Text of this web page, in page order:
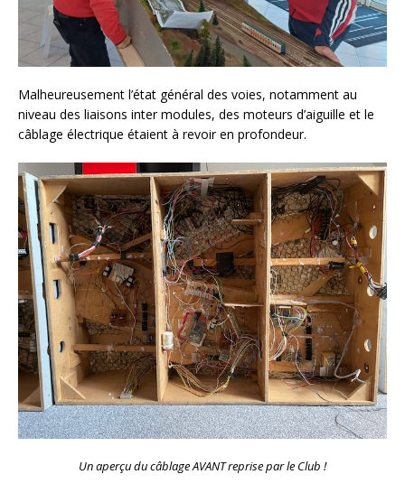
Malheureusement l’état général des voies, notamment au
niveau des liaisons inter modules, des moteurs d’aiguille et le
câblage électrique étaient à revoir en profondeur.
Un aperçu du câblage AVANT reprise par le Club !